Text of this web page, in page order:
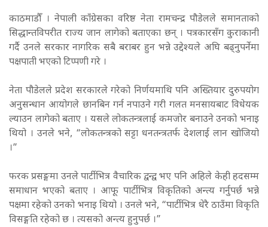
काठमाडौँ । नेपाली काँग्रेसका वरिष्ठ नेता रामचन्द्र पौडेलले समानताको
सिद्धान्तविपरीत राज्य जान लागेको बताएका छन् । पत्रकारसँग कुराकानी
गर्दै उनले सरकार नागरिक सबै बराबर हुन भन्ने उद्देश्यले अघि बढ्नुपर्नेमा
पक्षपाती भएको टिप्पणी गरे ।
नेता पौडेलले प्रदेश सरकारले गरेको निर्णयमाथि पनि अख्तियार दुरुपयोग
अनुसन्धान आयोगले छानबिन गर्न नपाउने गरी गलत मनसायबाट विधेयक
ल्याउन लागेको बताए । यसले लोकतन्त्रलाई कमजोर बनाउने उनको भनाइ
थियो । उनले भने, “लोकतन्त्रको सट्टा धनतन्त्रतर्फ देशलाई लान खोजियो
।”
फरक प्रसङ्गमा उनले पार्टीभित्र वैचारिक द्वन्द्व भए पनि अहिले केही हदसम्म
समाधान भएको बताए । आफू पार्टीभित्र विकृतिको अन्त्य गर्नुपर्छ भन्ने
पक्षमा रहेको उनको भनाइ थियो । उनले भने, “पार्टीभित्र धेरै ठाउँमा विकृति
विसङ्गति रहेको छ । त्यसको अन्त्य हुनुपर्छ ।”